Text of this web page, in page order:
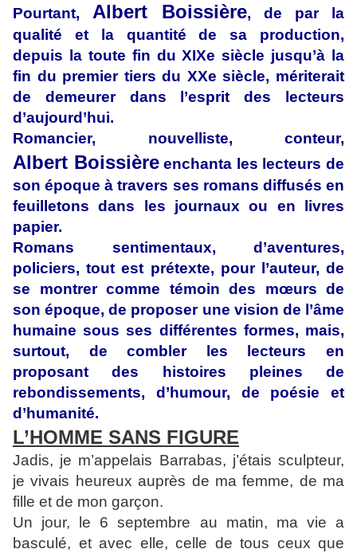
Pourtant, Albert Boissière, de par la
qualité et la quantité de sa production,
depuis la toute fin du XIXe siècle jusqu’à la
fin du premier tiers du XXe siècle, mériterait
de demeurer dans l’esprit des lecteurs
d’aujourd’hui.
Romancier, nouvelliste, conteur,
Albert Boissièreenchanta les lecteurs de
son époque à travers ses romans diffusés en
feuilletons dans les journaux ou en livres
papier.
Romans sentimentaux, d’aventures,
policiers, tout est prétexte, pour l’auteur, de
se montrer comme témoin des mœurs de
son époque, de proposer une vision de l’âme
humaine sous ses différentes formes, mais,
surtout, de combler les lecteurs en
proposant des histoires pleines de
rebondissements, d’humour, de poésie et
d’humanité.
L’HOMME SANS FIGURE
Jadis, je m’appelais Barrabas, j’étais sculpteur,
je vivais heureux auprès de ma femme, de ma
fille et de mon garçon.
Un jour, le 6 septembre au matin, ma vie a
basculé, et avec elle, celle de tous ceux que